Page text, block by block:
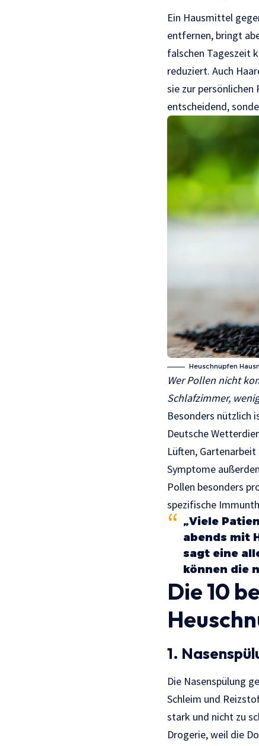
Ein Hausmittel
entfernen, bringt
falschen Tageszeit
reduziert. Auch
sie zur persönlichen
entscheidend,
Heuschnupfen
Wer Pollen nicht
Schlafzimmer,
Besonders nützlich
Deutsche
Lüften,
Symptome
Pollen besonders
spezifische
„Viele
abends mit
sagt eine
können die
Die 10
1.
Die Nasenspülung
Schleim und
stark und nicht zu
Drogerie, weil die